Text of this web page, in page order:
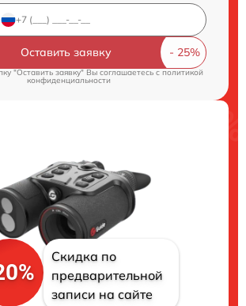
Оставить заявку
"Оставить заявку" Вы соглашаетесь cполитикой
конфиденциальности
Скидка по
предварительной
записи на сайте